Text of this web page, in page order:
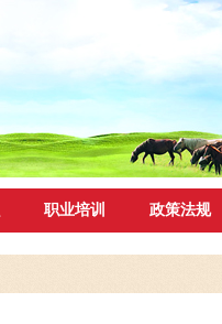
职业培训 政策法规